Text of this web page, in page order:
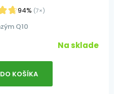
94% (7×)
Q10
Na sklade
KOŠÍKA